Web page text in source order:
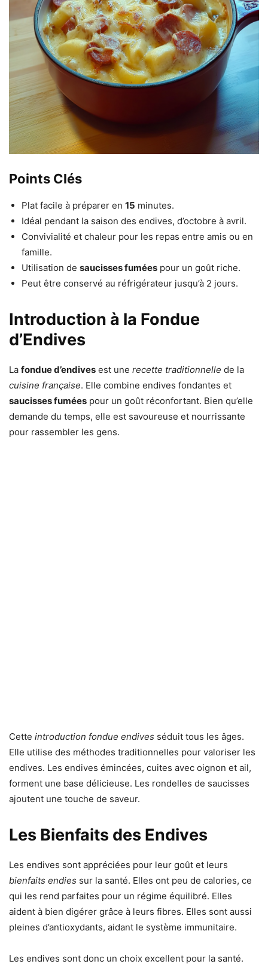
Points Clés
Plat facile à préparer en 15 minutes.
Idéal pendant la saison des endives, d’octobre à avril.
Convivialité et chaleur pour les repas entre amis ou en
famille.
Utilisation de saucisses fumées pour un goût riche.
Peut être conservé au réfrigérateur jusqu’à 2 jours.
Introduction à la Fondue
d’Endives
La fondue d’endives est une recette traditionnelle de la
cuisine française. Elle combine endives fondantes et
saucisses fumées pour un goût réconfortant. Bien qu’elle
demande du temps, elle est savoureuse et nourrissante
pour rassembler les gens.
Cette introduction fondue endives séduit tous les âges.
Elle utilise des méthodes traditionnelles pour valoriser les
endives. Les endives émincées, cuites avec oignon et ail,
forment une base délicieuse. Les rondelles de saucisses
ajoutent une touche de saveur.
Les Bienfaits des Endives
Les endives sont appréciées pour leur goût et leurs
bienfaits endies sur la santé. Elles ont peu de calories, ce
qui les rend parfaites pour un régime équilibré. Elles
aident à bien digérer grâce à leurs fibres. Elles sont aussi
pleines d’antioxydants, aidant le système immunitaire.
Les endives sont donc un choix excellent pour la santé.